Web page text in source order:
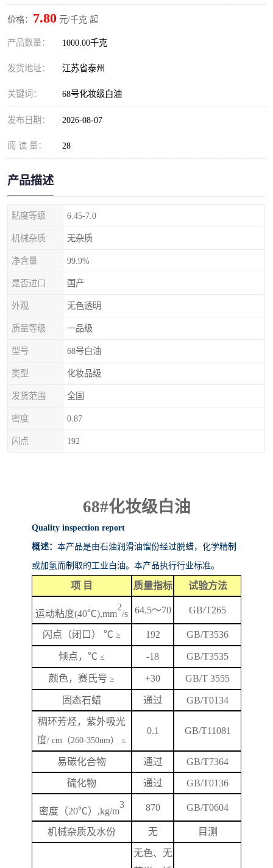
价格： 7.80 元/千克 起
产品数量： 1000.00千克
发货地址： 江苏省泰州
关键词： 68号化妆级白油
发布日期： 2026-08-07
阅 读 量： 28
产品描述
粘度等级 6.45-7.0
机械杂质 无杂质
净含量 99.9%
是否进口 国产
外观 无色透明
质量等级 一品级
型号 68号白油
类型 化妆品级
发货范围 全国
密度 0.87
闪点 192
68#化妆级白油
Quality inspection report
概述： 本产品是由石油润滑油馏份经过脱蜡，化学精制
或加氢而制取的工业白油。本产品执行行业标准。
项 目 质量指标 试验方法
运动粘度(40℃),mm
2
/s 64.5～70 GB/T265
闪 点 （闭口） ℃ ≥ 192 GB/T3536
倾点， ℃ ≤ -18 GB/T3535
颜色，赛氏号 ≥ +30 GB/T 3555
固态石蜡 通过 GB/T0134
稠环芳烃，紫外吸光
度/ cm（260-350nm） ≤
0.1 GB/T11081
易碳化合物 通过 GB/T7364
硫化物 通过 GB/T0136
密度（20℃）,kg/m
3 870 GB/T0604
机械杂质及水份 无 目测
无色、无